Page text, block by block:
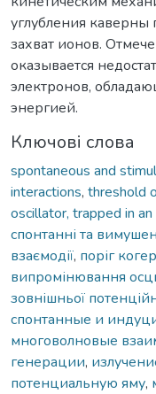
углубления каверны
захват ионов.
оказывается
электронов,
энергией.
Ключові слова
spontaneous and
interactions, threshold
oscillator, trapped in
спонтанні та
взаємодії, поріг
випромінювання
зовнішньої
спонтанные и
многоволновые
генерации,
потенциальную яму,